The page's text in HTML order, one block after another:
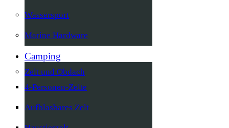
Wassersport
Marine Hardware
Camping
Zelt und Obdach
4-Personen-Zelte
Aufblasbares Zelt